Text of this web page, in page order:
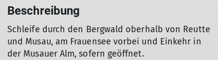
Beschreibung
Schleife durch den Bergwald oberhalb von Reutte
und Musau, am Frauensee vorbei und Einkehr in
der Musauer Alm, sofern geöffnet.